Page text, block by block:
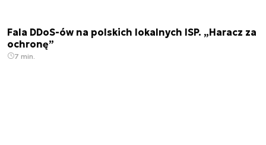
Fala DDoS-ów na polskich lokalnych ISP. „Haracz za
ochronę”
7 min.